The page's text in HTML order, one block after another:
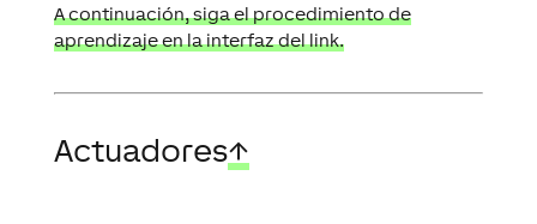
A continuación, siga el procedimiento de
aprendizaje en la interfaz del link.
Actuadores↑